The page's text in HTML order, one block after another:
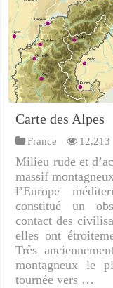
Carte des Alpes
France 12,213
Milieu rude et
massif
l’Europe
constitué un
contact des
elles ont
Très
montagneux le
tournée vers …